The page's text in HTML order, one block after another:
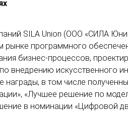
SILA Union (ООО «СИЛА
рынке программного
бизнес-процессов,
внедрению искусственного
награды, в том числе
«Лучшее решение по
в номинации «Цифровой